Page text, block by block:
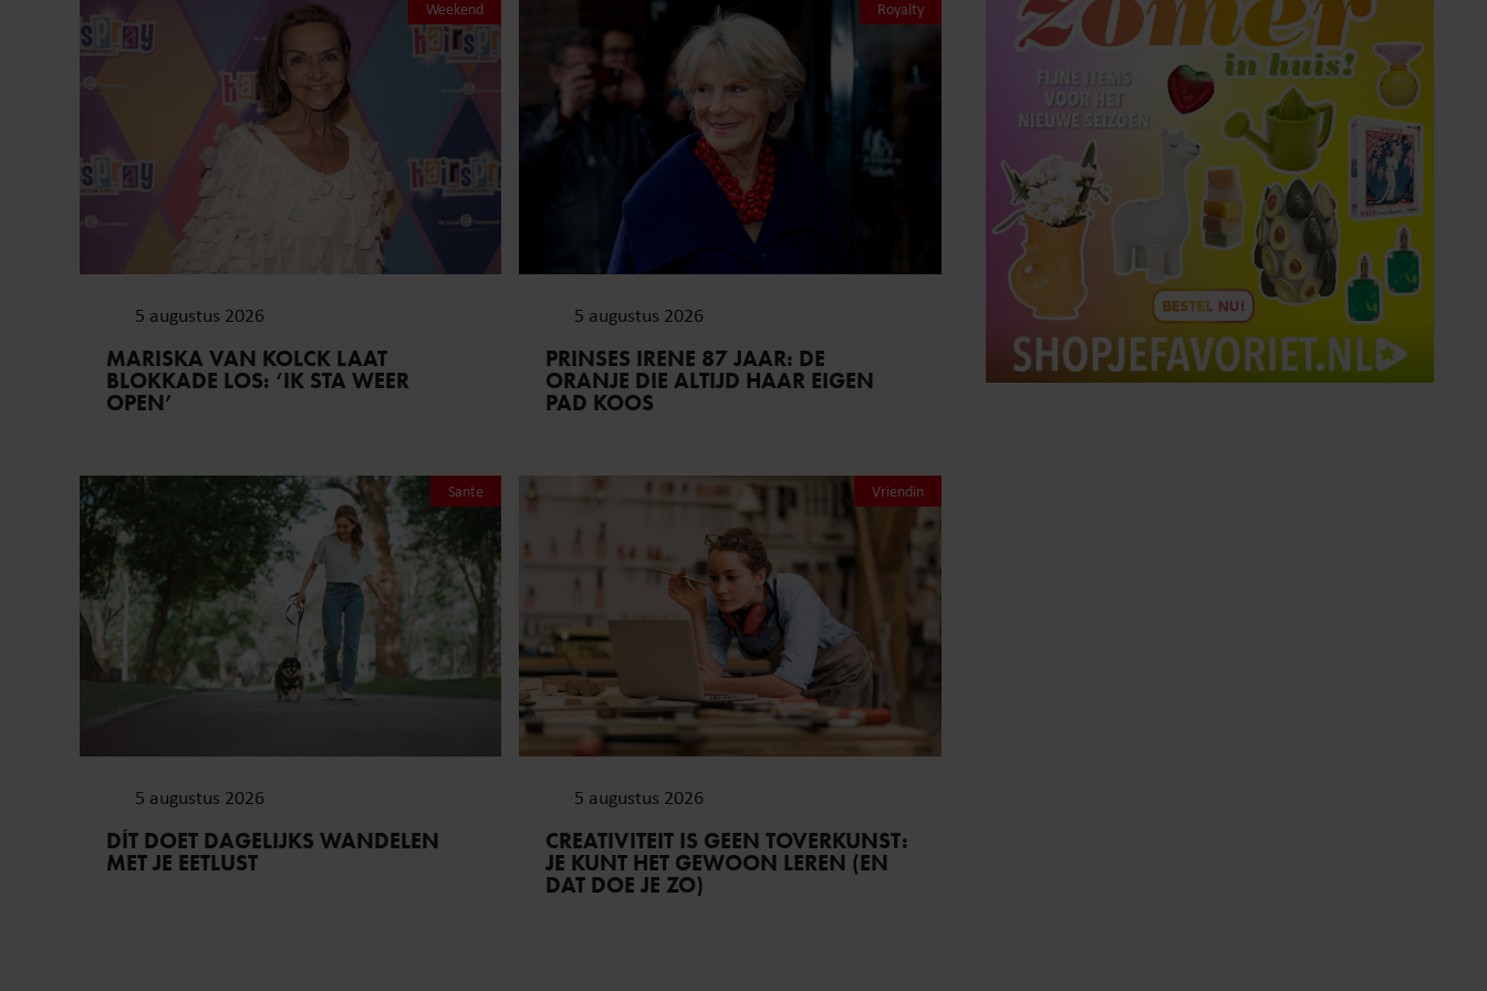
Weekend
5 augustus 2026
MARISKA VAN KOLCK LAAT
BLOKKADE LOS: ‘IK STA WEER
OPEN’
Royalty
5 augustus 2026
PRINSES IRENE 87 JAAR: DE
ORANJE DIE ALTIJD HAAR EIGEN
PAD KOOS
Sante
5 augustus 2026
DÍT DOET DAGELIJKS WANDELEN
MET JE EETLUST
Vriendin
5 augustus 2026
CREATIVITEIT IS GEEN TOVERKUNST:
JE KUNT HET GEWOON LEREN (EN
DAT DOE JE ZO)